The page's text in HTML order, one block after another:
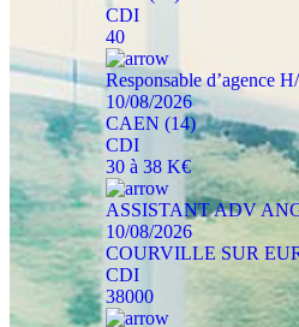
CDI
40
Responsable d’agence
10/08/2026
CAEN (14)
CDI
30 à 38 K€
ASSISTANT ADV
10/08/2026
COURVILLE SUR
CDI
38000